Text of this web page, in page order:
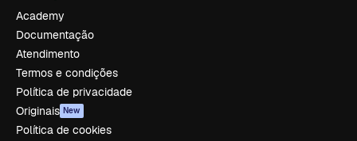
Academy
Documentação
Atendimento
Termos e condições
Política de privacidade
Originais New
Política de cookies